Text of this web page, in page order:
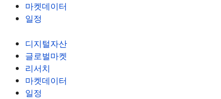
마켓데이터
일정
디지털자산
글로벌마켓
리서치
마켓데이터
일정